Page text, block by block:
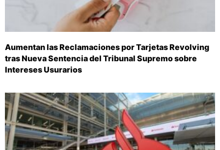
Aumentan las Reclamaciones por Tarjetas Revolving
tras Nueva Sentencia del Tribunal Supremo sobre
Intereses Usurarios